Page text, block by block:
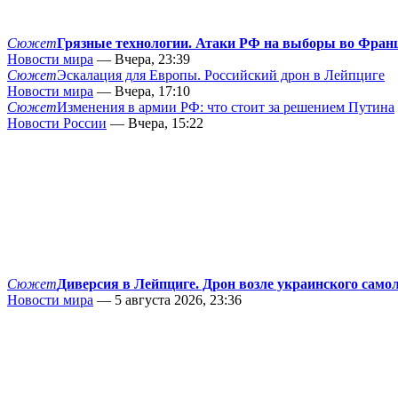
СюжетГрязные технологии. Атаки РФ на выборы во
Новости мира — Вчера, 23:39
СюжетЭскалация для Европы. Российский дрон в Лейпциге
Новости мира — Вчера, 17:10
СюжетИзменения в армии РФ: что стоит за решением Путина
Новости России — Вчера, 15:22
СюжетДиверсия в Лейпциге. Дрон возле украинского
Новости мира — 5 августа 2026, 23:36